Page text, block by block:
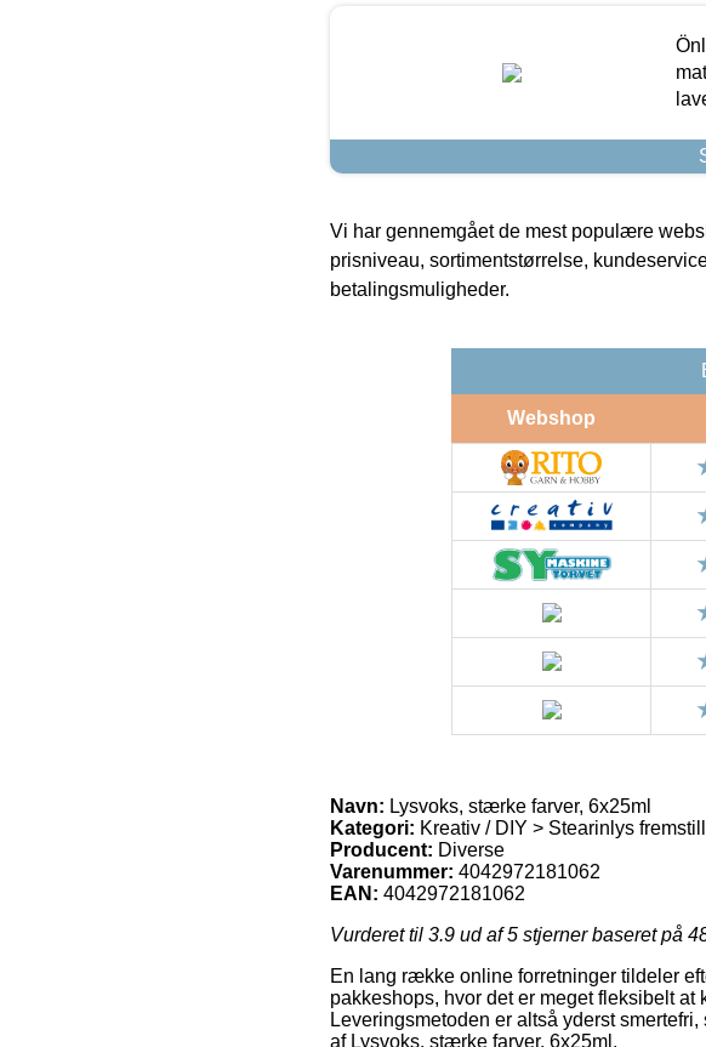
Vi har gennemgået de mest populære
prisniveau, sortimentstørrelse,
betalingsmuligheder.
Webshop
Navn: Lysvoks, stærke farver, 6x25ml
Kategori: Kreativ / DIY > Stearinlys
Producent: Diverse
Varenummer: 4042972181062
EAN: 4042972181062
Vurderet til 3.9 ud af 5 stjerner baseret på
En lang række online forretninger tildeler
pakkeshops, hvor det er meget fleksibelt
Leveringsmetoden er altså yderst
af Lysvoks, stærke farver, 6x25ml.